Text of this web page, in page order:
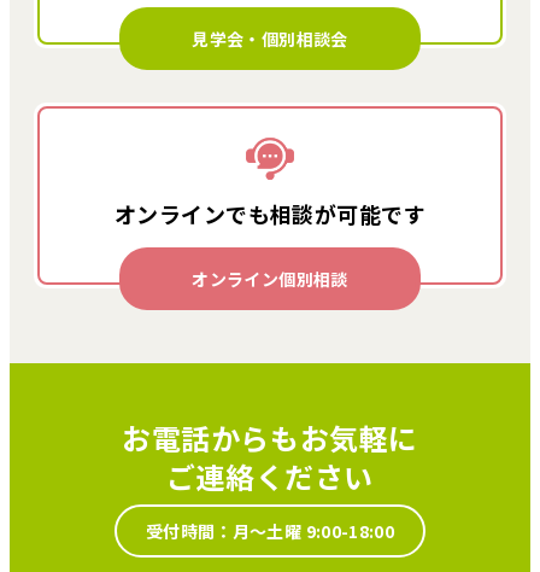
見学会・個別相談会
オンラインでも相談が可能です
オンライン個別相談
お電話からもお気軽に
ご連絡ください
受付時間：月～土曜 9:00-18:00